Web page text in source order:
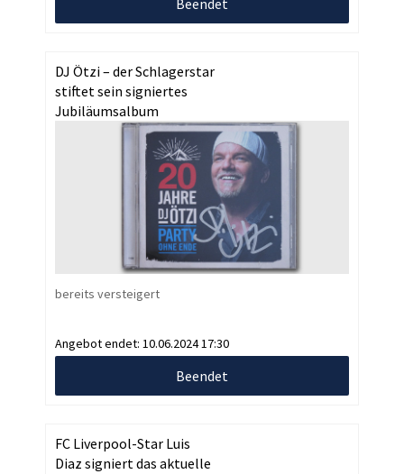
Beendet
DJ Ötzi – der Schlagerstar
stiftet sein signiertes
Jubiläumsalbum
bereits versteigert
Angebot endet: 10.06.2024 17:30
Beendet
FC Liverpool-Star Luis
Diaz signiert das aktuelle